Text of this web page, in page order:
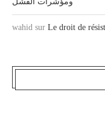
wahid sur Le droit de